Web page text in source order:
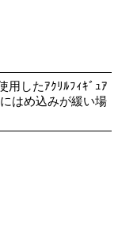
用したｱｸﾘﾙﾌｨｷﾞｭｱ
はめ込みが緩い場